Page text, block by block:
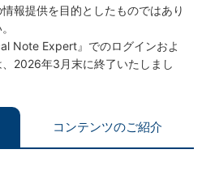
報提供を目的としたものではあり
Note Expert』でのログインおよ
2026年3月末に終了いたしまし
コンテンツのご紹介